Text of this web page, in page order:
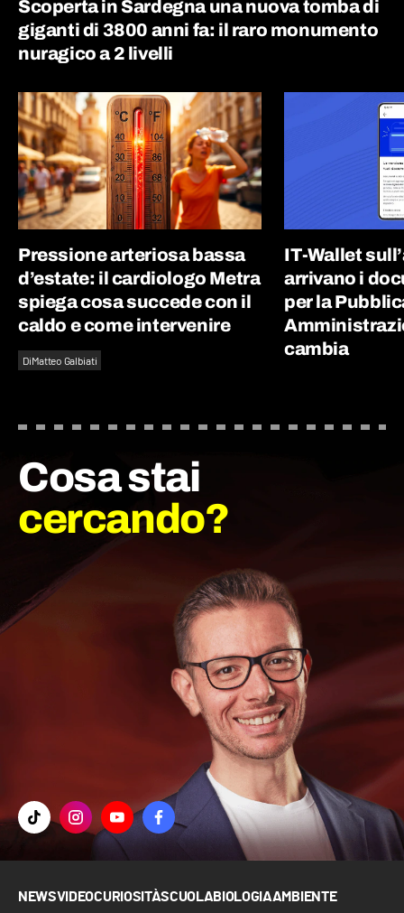
Scoperta in Sardegna una nuova tomba di
giganti di 3800 anni fa: il raro monumento
nuragico a 2 livelli
Pressione arteriosa bassa
d’estate: il cardiologo Metra
spiega cosa succede con il
caldo e come intervenire
DiMatteo Galbiati
IT-Wallet
arrivano i
per la
cambia
Cosa stai
cercando?
NEWSVIDEOCURIOSITÀSCUOLABIOLOGIAAMBIENTE